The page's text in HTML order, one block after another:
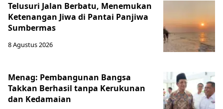
Telusuri Jalan Berbatu, Menemukan
Ketenangan Jiwa di Pantai Panjiwa
Sumbermas
8 Agustus 2026
Menag: Pembangunan Bangsa
Takkan Berhasil tanpa Kerukunan
dan Kedamaian